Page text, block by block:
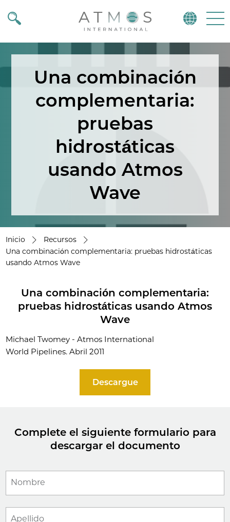
Atmos
Una combinación
complementaria:
pruebas
hidrostáticas
usando Atmos
Wave
Inicio
Recursos
Una combinación complementaria: pruebas hidrostáticas
usando Atmos Wave
Una combinación complementaria:
pruebas hidrostáticas usando Atmos
Wave
Michael Twomey - Atmos International
World Pipelines. Abril 2011
Descargue
Complete el siguiente formulario para
descargar el documento
Nombre
Apellido